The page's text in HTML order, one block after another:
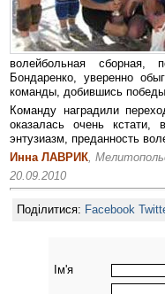
волейбольная сборная,
Бондаренко, уверенно
команды, добившись
Команду наградили
оказалась очень
энтузиазм, преданность
Инна ЛАВРИК,
20.09.2010
Поділитися: Facebook
Ім'я